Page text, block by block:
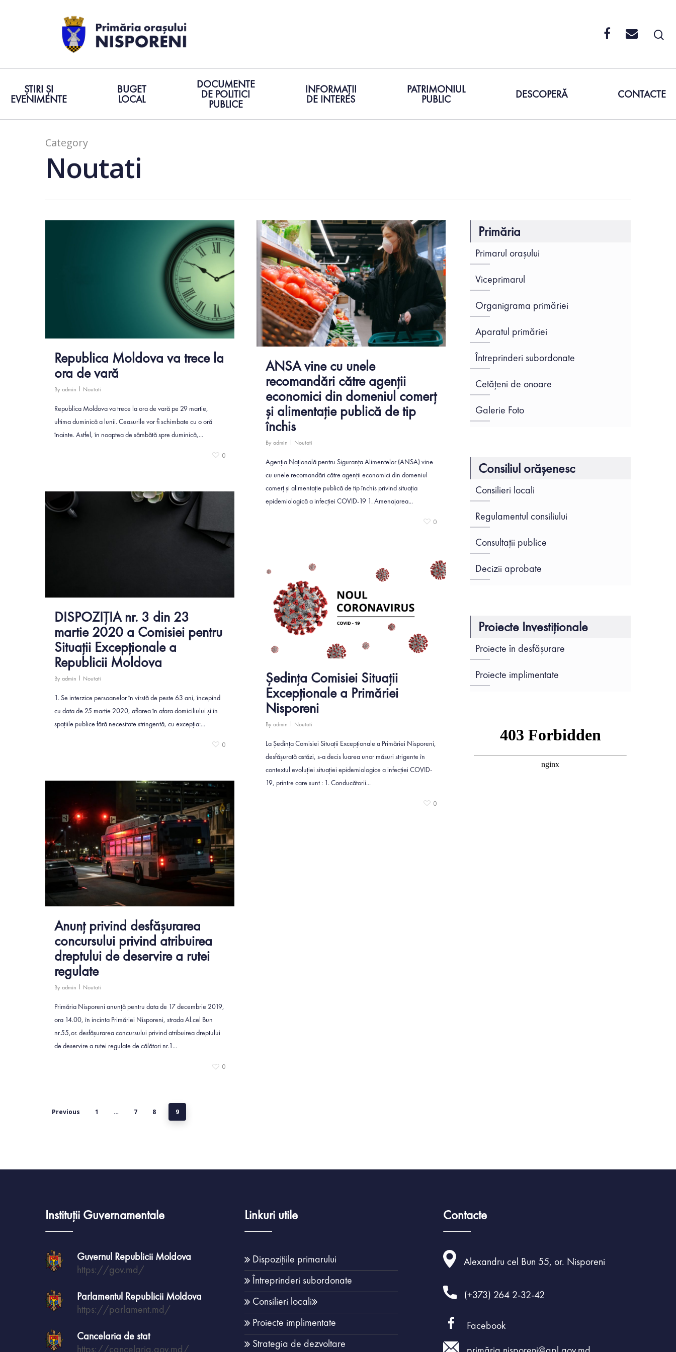
Hit enter to search or ESC to close
ȘTIRI ȘI
EVENIMENTE
BUGET
LOCAL
DOCUMENTE
DE POLITICI
PUBLICE
INFORMAȚII
DE INTERES
PATRIMONIUL
PUBLIC DESCOPERĂ CONTACTE
Category
Noutati
Republica Moldova va trece la
ora de vară
By admin Noutati
Republica Moldova va trece la ora de vară pe 29 martie,
ultima duminică a lunii. Ceasurile vor fi schimbate cu o oră
înainte. Astfel, în noaptea de sâmbătă spre duminică,...
0
ANSA vine cu unele
recomandări către agenții
economici din domeniul comerț
și alimentație publică de tip
închis
By admin Noutati
Agenția Națională pentru Siguranța Alimentelor (ANSA) vine
cu unele recomandări către agenții economici din domeniul
comerț și alimentație publică de tip închis privind situația
epidemiologică a infecției COVID-19 1. Amenajarea...
0
DISPOZIŢIA nr. 3 din 23
martie 2020 a Comisiei pentru
Situaţii Excepţionale a
Republicii Moldova
By admin Noutati
1. Se interzice persoanelor în vîrstă de peste 63 ani, începînd
cu data de 25 martie 2020, aflarea în afara domiciliului şi în
spaţiile publice fără necesitate stringentă, cu excepţia:...
0
Ședința Comisiei Situații
Excepționale a Primăriei
Nisporeni
By admin Noutati
La Ședința Comisiei Situații Excepționale a Primăriei Nisporeni,
desfășurată astăzi, s-a decis luarea unor măsuri strigente în
contextul evoluției situației epidemiologice a infecției COVID-
19, printre care sunt : 1. Conducătorii...
0
Anunț privind desfăşurarea
concursului privind atribuirea
dreptului de deservire a rutei
regulate
By admin Noutati
Primăria Nisporeni anunţă pentru data de 17 decembrie 2019,
ora 14.00, în incinta Primăriei Nisporeni, strada Al.cel Bun
nr.55,or. desfăşurarea concursului privind atribuirea dreptului
de deservire a rutei regulate de călători nr.1...
0
Previous 1 … 7 8 9
Primăria
Primarul orașului
Viceprimarul
Organigrama primăriei
Aparatul primăriei
Întreprinderi subordonate
Cetățeni de onoare
Galerie Foto
Consiliul orășenesc
Consilieri locali
Regulamentul consiliului
Consultații publice
Decizii aprobate
Proiecte Investiționale
Proiecte în desfășurare
Proiecte implimentate
Instituții Guvernamentale
Guvernul Republicii Moldova
https://gov.md/
Parlamentul Republicii Moldova
https://parlament.md/
Cancelaria de stat
https://cancelaria.gov.md/
Linkuri utile
Dispozițiile primarului
Întreprinderi subordonate
Consilieri locali
Proiecte implimentate
Strategia de dezvoltare
Contacte
Alexandru cel Bun 55, or. Nisporeni
(+373) 264 2-32-42
Facebook